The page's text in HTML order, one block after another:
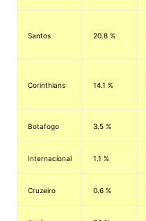
Santos 20.8 %
Corinthians 14.1 %
Botafogo 3.5 %
Internacional 1.1 %
Cruzeiro 0.6 %